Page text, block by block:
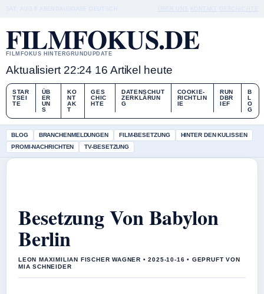
FILMFOKUS.DE
FILMFOKUS HINTERGRUNDUPDATE
Aktualisiert 22:24 16 Artikel heute
STAR
TSEI
TE
ÜB
ER
UN
S
KO
NT
AK
T
GES
CHIC
HTE
DATENSCHUT
ZERKLÄRUN
G
COOKIE-
RICHTLIN
IE
RUN
DBR
IEF
B
L
O
G
BLOG BRANCHENMELDUNGEN FILM-BESETZUNG
HINTER DEN KULISSEN
PROMI-NACHRICHTEN
TV-BESETZUNG
Besetzung Von Babylon
Berlin
LEON MAXIMILIAN FISCHER WAGNER • 2025-10-16 • GEPRUFT VON
MIA SCHNEIDER